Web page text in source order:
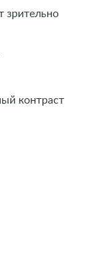
зрительно
контраст